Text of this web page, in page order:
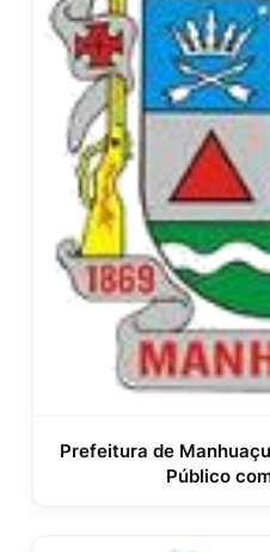
Prefeitura de
Público